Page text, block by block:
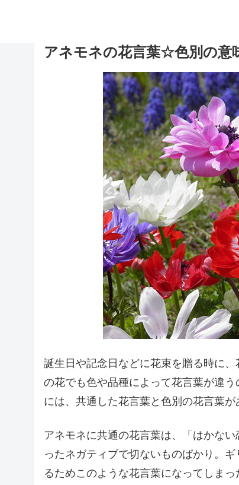
アネモネの花言葉☆色別の意
誕生日や記念日などに花束を贈る時に
の花でも色や品種によって花言葉が違
には、共通した花言葉と色別の花言葉
アネモネに共通の花言葉は、「はかな
ったネガティブで切ないものばかり。
るためこのような花言葉になってしま